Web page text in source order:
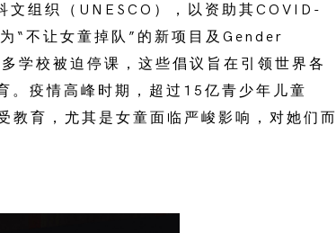
文组织（UNESCO），以资助其COVID-
“不让女童掉队”的新项目及Gender
校被迫停课，这些倡议旨在引领世界各
。疫情高峰时期，超过15亿青少年儿童
教育，尤其是女童面临严峻影响，对她们而